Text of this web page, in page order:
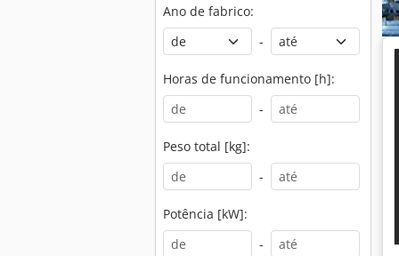
Ano de fabrico:
-
Horas de funcionamento [h]:
-
Peso total [kg]:
-
Potência [kW]:
-